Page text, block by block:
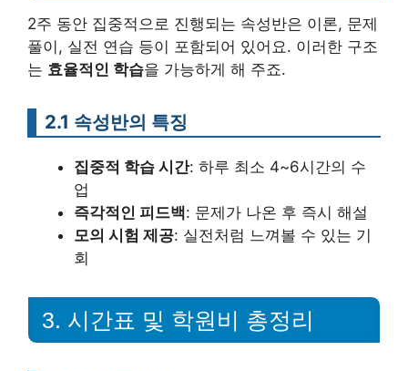
2주 동안 집중적으로 진행되는 속성반은 이론, 문제
풀이, 실전 연습 등이 포함되어 있어요. 이러한 구조
는 효율적인 학습을 가능하게 해 주죠.
2.1 속성반의 특징
집중적 학습 시간: 하루 최소 4~6시간의 수
업
즉각적인 피드백: 문제가 나온 후 즉시 해설
모의 시험 제공: 실전처럼 느껴볼 수 있는 기
회
3. 시간표 및 학원비 총정리